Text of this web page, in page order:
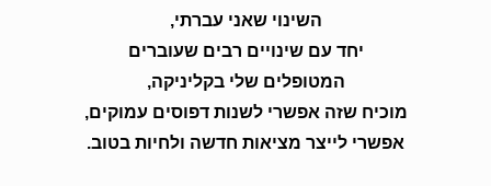
השינוי שאני עברתי,
יחד עם שינויים רבים שעוברים
המטופלים שלי בקליניקה,
מוכיח שזה אפשרי לשנות דפוסים עמוקים,
אפשרי לייצר מציאות חדשה ולחיות בטוב.